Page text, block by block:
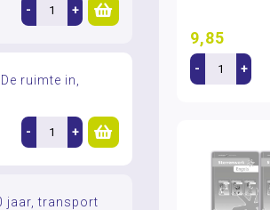
- +
ruimte in,
- +
jaar, transport
9,85
- +